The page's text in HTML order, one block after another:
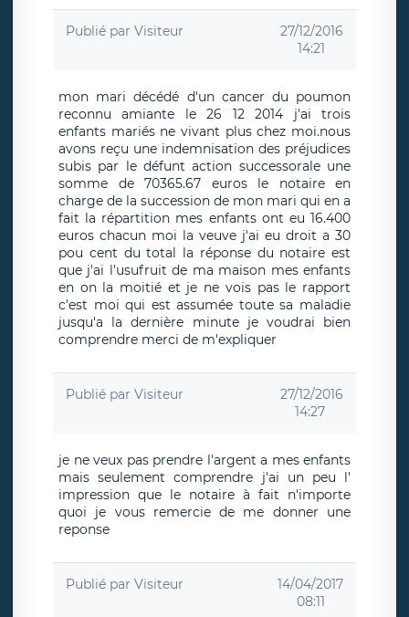
Publié par Visiteur
27/12/2016
14:21
mon mari décédé d'un cancer du poumon
reconnu amiante le 26 12 2014 j'ai trois
enfants mariés ne vivant plus chez moi.nous
avons reçu une indemnisation des préjudices
subis par le défunt action successorale une
somme de 70365.67 euros le notaire en
charge de la succession de mon mari qui en a
fait la répartition mes enfants ont eu 16.400
euros chacun moi la veuve j'ai eu droit a 30
pou cent du total la réponse du notaire est
que j'ai l'usufruit de ma maison mes enfants
en on la moitié et je ne vois pas le rapport
c'est moi qui est assumée toute sa maladie
jusqu'a la dernière minute je voudrai bien
comprendre merci de m'expliquer
Publié par Visiteur
27/12/2016
14:27
je ne veux pas prendre l'argent a mes enfants
mais seulement comprendre j'ai un peu l'
impression que le notaire à fait n'importe
quoi je vous remercie de me donner une
reponse
Publié par Visiteur
14/04/2017
08:11